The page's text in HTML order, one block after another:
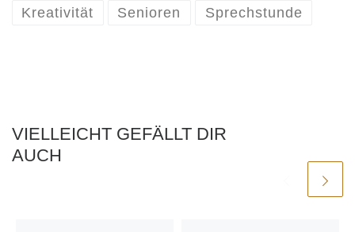
Kreativität Senioren Sprechstunde
VIELLEICHT GEFÄLLT DIR
AUCH